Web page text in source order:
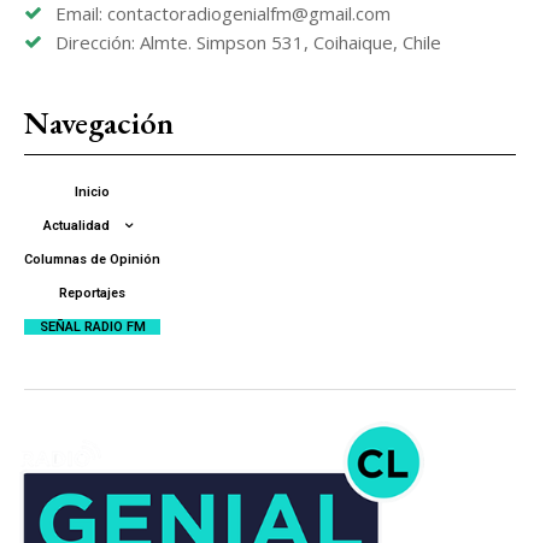
Email: contactoradiogenialfm@gmail.com
Dirección: Almte. Simpson 531, Coihaique, Chile
Navegación
Inicio
Actualidad
Columnas de Opinión
Reportajes
SEÑAL RADIO FM